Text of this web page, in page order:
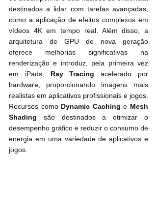
destinados a lidar com tarefas avançadas,
como a aplicação de efeitos complexos em
vídeos 4K em tempo real. Além disso, a
arquitetura de GPU de nova geração
oferece melhorias significativas na
renderização e introduz, pela primeira vez
em iPads, Ray Tracing acelerado por
hardware, proporcionando imagens mais
realistas em aplicativos profissionais e jogos.
Recursos como Dynamic Caching e Mesh
Shading são destinados a otimizar o
desempenho gráfico e reduzir o consumo de
energia em uma variedade de aplicativos e
jogos.